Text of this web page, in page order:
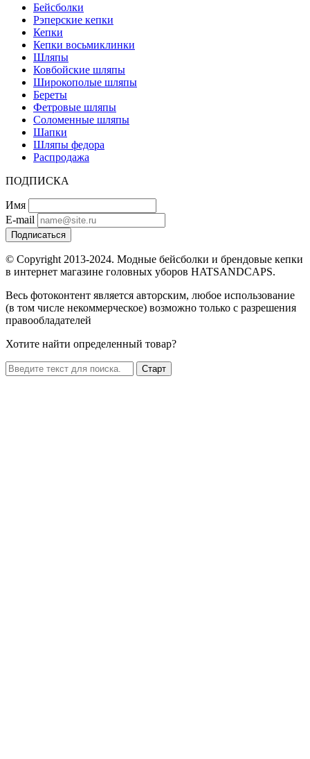
Бейсболки
Рэперские кепки
Кепки
Кепки восьмиклинки
Шляпы
Ковбойские шляпы
Широкополые шляпы
Береты
Фетровые шляпы
Соломенные шляпы
Шапки
Шляпы федора
Распродажа
ПОДПИСКА
Имя
E-mail
Подписаться
© Copyright 2013-2024. Модные бейсболки и брендовые кепки
в интернет магазине головных уборов HATSANDCAPS.
Весь фотоконтент является авторским, любое использование
(в том числе некоммерческое) возможно только с разрешения
правообладателей
Хотите найти определенный товар?
Старт